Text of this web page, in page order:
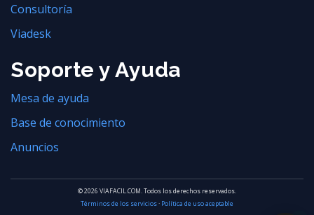
Consultoría
Viadesk
Soporte y Ayuda
Mesa de ayuda
Base de conocimiento
Anuncios
© 2026 VIAFACIL.COM. Todos los derechos reservados.
Términos de los servicios· Política de uso aceptable